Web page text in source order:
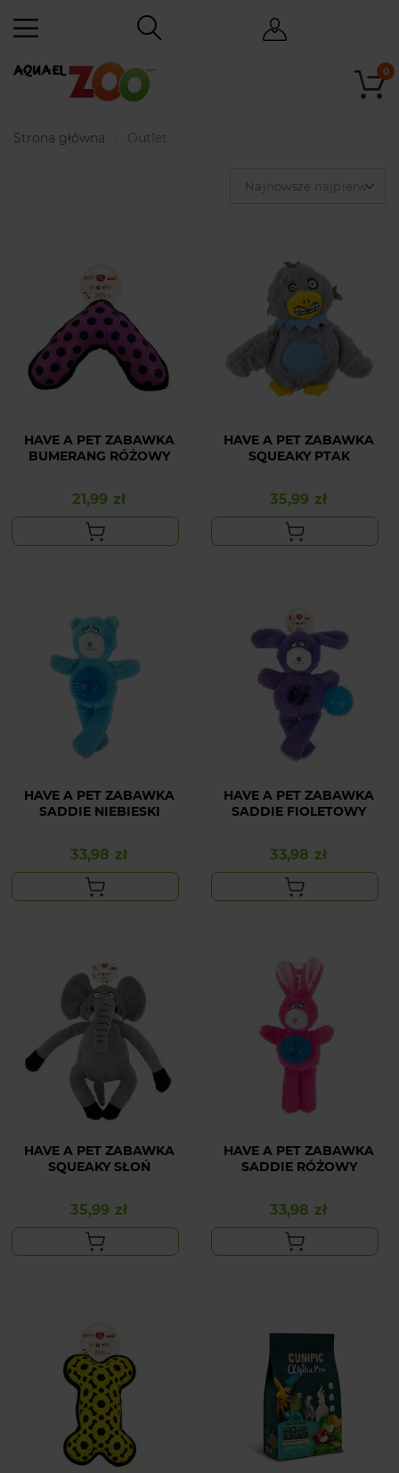
0
Strona główna Outlet
Najnowsze najpierw
HAVE A PET ZABAWKA
BUMERANG RÓŻOWY
Cena
21,99 zł
HAVE A PET ZABAWKA
SQUEAKY PTAK
Cena
35,99 zł
HAVE A PET ZABAWKA
SADDIE NIEBIESKI
Cena
33,98 zł
HAVE A PET ZABAWKA
SADDIE FIOLETOWY
Cena
33,98 zł
HAVE A PET ZABAWKA
SQUEAKY SŁOŃ
Cena
35,99 zł
HAVE A PET ZABAWKA
SADDIE RÓŻOWY
Cena
33,98 zł